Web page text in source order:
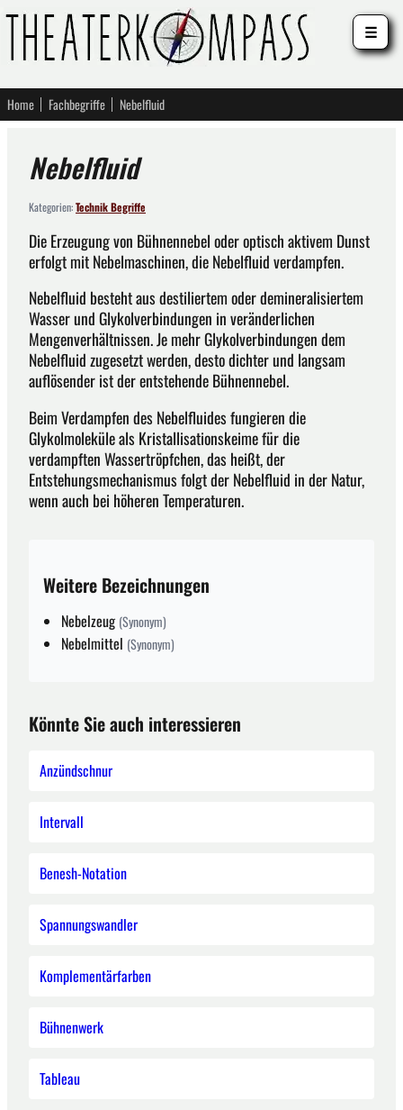
Home Fachbegriffe Nebelfluid
Nebelfluid
Kategorien:Technik Begriffe
Die Erzeugung von Bühnennebel oder optisch aktivem Dunst
erfolgt mit Nebelmaschinen, die Nebelfluid verdampfen.
Nebelfluid besteht aus destiliertem oder demineralisiertem
Wasser und Glykolverbindungen in veränderlichen
Mengenverhältnissen. Je mehr Glykolverbindungen dem
Nebelfluid zugesetzt werden, desto dichter und langsam
auflösender ist der entstehende Bühnennebel.
Beim Verdampfen des Nebelfluides fungieren die
Glykolmoleküle als Kristallisationskeime für die
verdampften Wassertröpfchen, das heißt, der
Entstehungsmechanismus folgt der Nebelfluid in der Natur,
wenn auch bei höheren Temperaturen.
Weitere Bezeichnungen
Nebelzeug (Synonym)
Nebelmittel (Synonym)
Könnte Sie auch interessieren
Anzündschnur
Intervall
Benesh-Notation
Spannungswandler
Komplementärfarben
Bühnenwerk
Tableau
☰